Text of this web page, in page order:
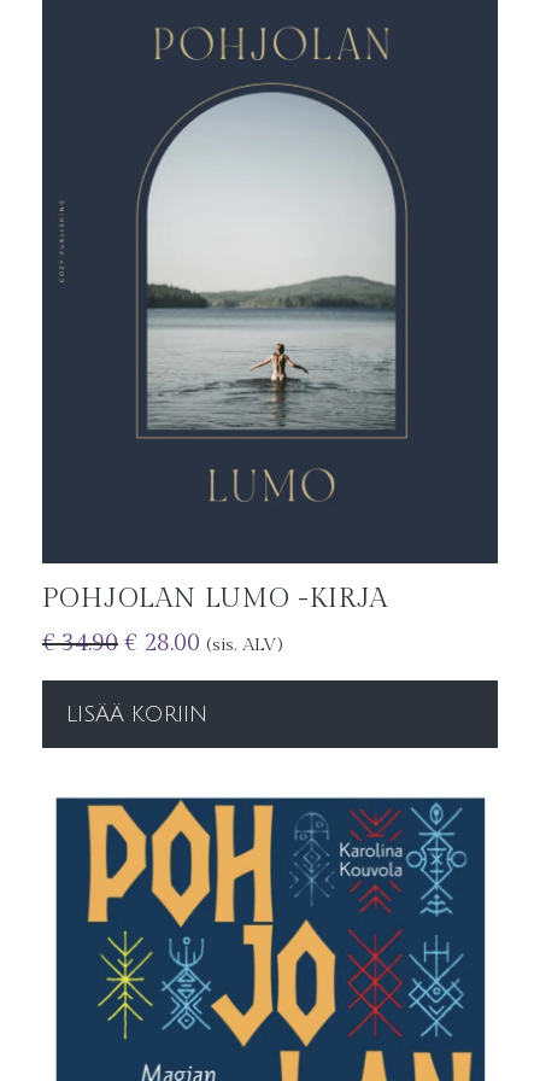
POHJOLAN LUMO -KIRJA
€34.90 € 28.00 (sis. ALV)
LISÄÄ KORIIN